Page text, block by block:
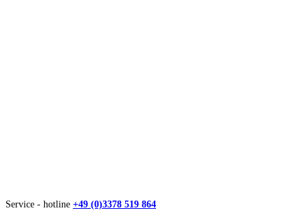
Service - hotline +49 (0)3378 519 864